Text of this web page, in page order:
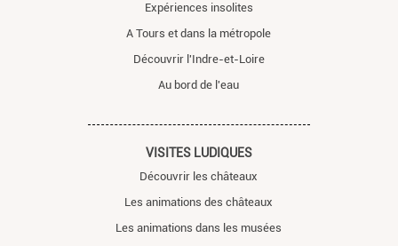
Expériences insolites
A Tours et dans la métropole
Découvrir l'Indre-et-Loire
Au bord de l'eau
VISITES LUDIQUES
Découvrir les châteaux
Les animations des châteaux
Les animations dans les musées